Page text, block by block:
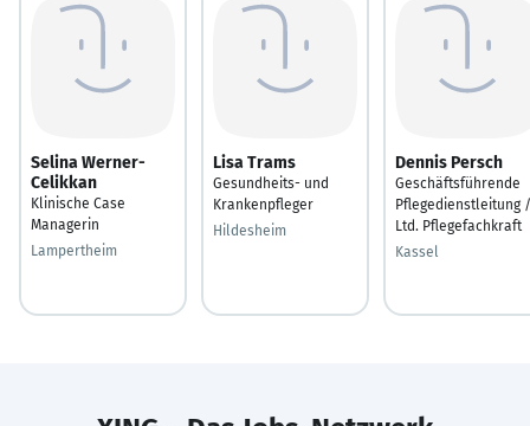
Selina Werner-
Celikkan
Klinische Case
Managerin
Lampertheim
Lisa Trams
Gesundheits- und
Krankenpfleger
Hildesheim
Dennis Persch
Geschäftsführende
Pflegedienstleitung /
Ltd. Pflegefachkraft
Kassel